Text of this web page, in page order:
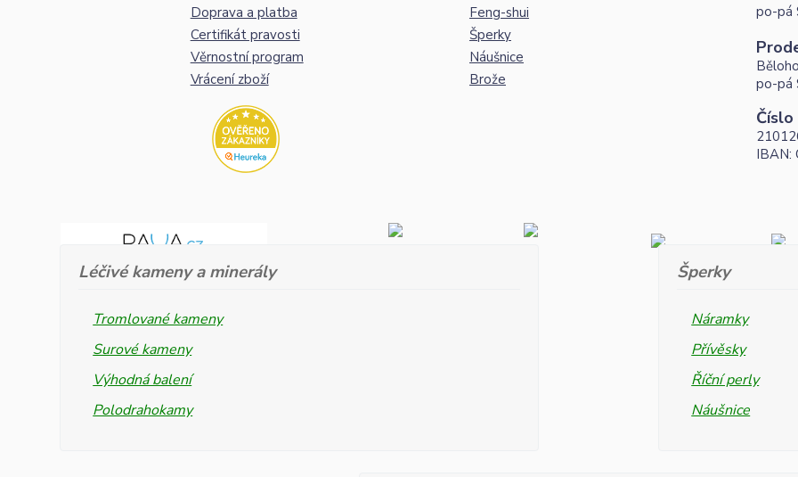
Doprava a platba
Certifikát pravosti
Věrnostní program
Vrácení zboží
Feng-shui
Šperky
Náušnice
Brože
po-pá
po-pá
IBAN:
Léčivé kameny a minerály
Tromlované kameny
Surové kameny
Výhodná balení
Polodrahokamy
Šperky
Náramky
Přívěsky
Říční perly
Náušnice